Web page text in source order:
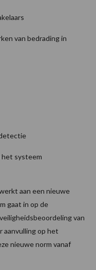
van bedrading in
het systeem
aan een nieuwe
gaat in op de
van
aanvulling op het
nieuwe norm vanaf